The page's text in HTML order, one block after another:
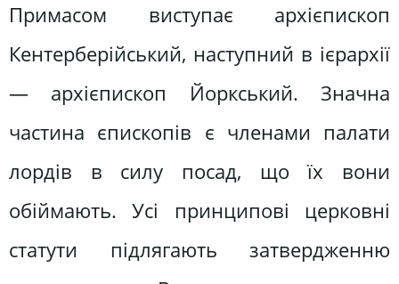
Примасом виступає архієпископ
Кентерберійський, наступний в ієрархії
— архієпископ Йоркський. Значна
частина єпископів є членами палати
лордів в силу посад, що їх вони
обіймають. Усі принципові церковні
статути підлягають затвер­дженню